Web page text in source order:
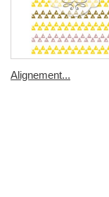
Alignement...